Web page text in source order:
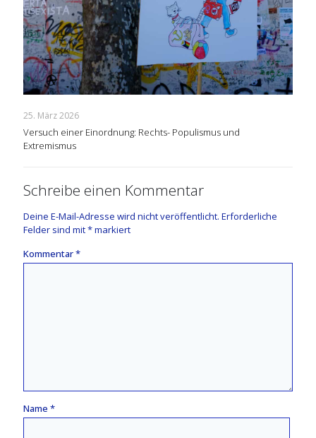
25. März 2026
Versuch einer Einordnung: Rechts- Populismus und
Extremismus
Schreibe einen Kommentar
Deine E-Mail-Adresse wird nicht veröffentlicht. Erforderliche
Felder sind mit*markiert
Kommentar*
Name *